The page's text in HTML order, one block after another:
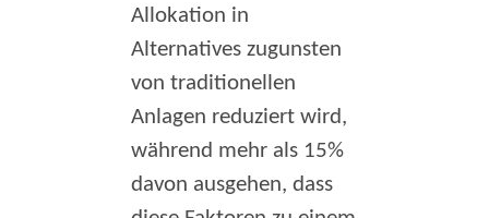
Allokation in
Alternatives zugunsten
von traditionellen
Anlagen reduziert wird,
während mehr als 15%
davon ausgehen, dass